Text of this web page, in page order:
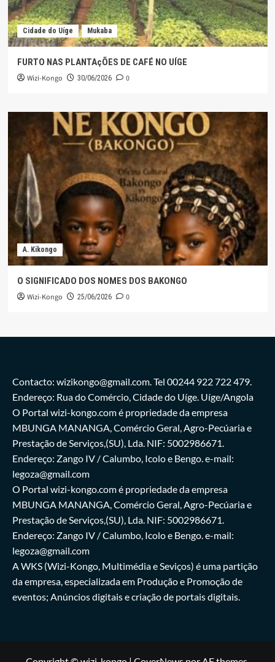
Cidade do Uíge Mukaba
FURTO NAS PLANTAçÕES DE CAFÉ NO UÍGE
Wizi-Kongo 30/06/2026 0
A. Kikongo
O SIGNIFICADO DOS NOMES DOS BAKONGO
Wizi-Kongo 25/06/2026 0
Contacto: wizikongo@gmail.com. Tel 00244 922 722 479.
Endereço: Rua do Comércio, Cidade do Uíge. Uíge/Angola
O Portal wizi-kongo.com é propriedade da empresa
MBUNGA MANANGA, Comércio Geral, Agro-Pecúaria e
Prestação de Serviços,(SU), Lda. NIF: 5002986671.
Endereço: Zango IV / Calumbo, Icolo e Bengo. e-mail:
legoza@gmail.com
O Portal wizi-kongo.com é propriedade da empresa
MBUNGA MANANGA, Comércio Geral, Agro-Pecúaria e
Prestação de Serviços,(SU), Lda. NIF: 5002986671.
Endereço: Zango IV / Calumbo, Icolo e Bengo. e-mail:
legoza@gmail.com
A WKS (Wizi-Kongo, Multimédia e Seviços) é uma partição
da empresa, especializada em Produção e Promoção de
eventos; Anúncios digitais e criação de portais digitais.